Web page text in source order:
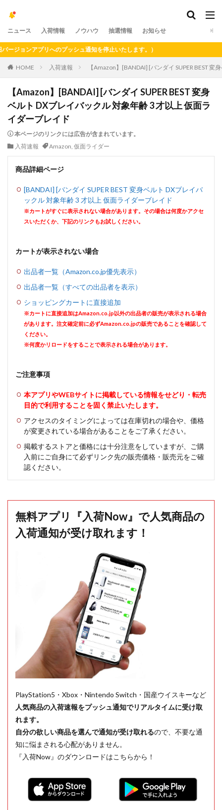
ニュース 入荷情報 ノウハウ 抽選情報 お知らせ
ンアプリへのプッシュ通知を停止いたします。）
HOME 入荷速報 【Amazon】[BANDAI] [バンダイ SUPER BEST
【Amazon】[BANDAI] [バンダイ SUPER BEST 変身
ベルト DXブレイバックル 対象年齢 3 才以上 仮面ラ
イダーブレイド
本ページのリンクには広告が含まれています。
入荷速報
Amazon, 仮面ライダー
商品詳細ページ
[BANDAI] [バンダイ SUPER BEST 変身ベルト DXブレイバ
ックル 対象年齢 3 才以上 仮面ライダーブレイド
※カートがすぐに表示されない場合があります。その場合は何度かアクセ
スいただくか、下記のリンクもお試しください。
カートが表示されない場合
出品者一覧（Amazon.co.jp優先表示）
出品者一覧（すべての出品者を表示）
ショッピングカートに直接追加
※カートに直接追加はAmazon.co.jp以外の出品者の販売が表示される場合
があります。注文確定前に必ずAmazon.co.jpの販売であることを確認して
ください。
※何度かリロードをすることで表示される場合があります。
ご注意事項
本アプリやWEBサイトに掲載している情報をせどり・転売
目的で利用することを固く禁止いたします。
アクセスのタイミングによっては在庫切れの場合や、価格
が変更されている場合があることをご了承ください。
掲載するストアと価格には十分注意をしていますが、ご購
入前にご自身にて必ずリンク先の販売価格・販売元をご確
認ください。
無料アプリ『入荷Now』で人気商品の
入荷通知が受け取れます！
PlayStation5・Xbox・Nintendo Switch・国産ウイスキーなど
人気商品の入荷速報をプッシュ通知でリアルタイムに受け取
れます。
自分の欲しい商品を選んで通知が受け取れるので、不要な通
知に悩まされる心配がありません。
『入荷Now』のダウンロードはこちらから！